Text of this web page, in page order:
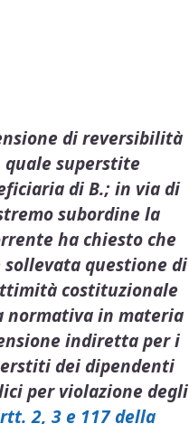
di reversibilità
quale superstite
di B.; in via di
subordine la
ha chiesto che
sollevata questione di
costituzionale
normativa in materia
indiretta per i
dei dipendenti
per violazione degli
2, 3 e 117 della